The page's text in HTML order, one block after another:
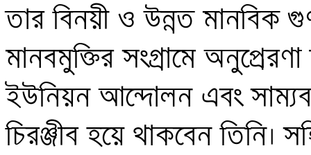
তার বিনয়ী ও উন্নত মানবিক
মানবমুক্তির সংগ্রামে
ইউনিয়ন আন্দোলন এবং
চিরঞ্জীব হয়ে থাকবেন তিনি।